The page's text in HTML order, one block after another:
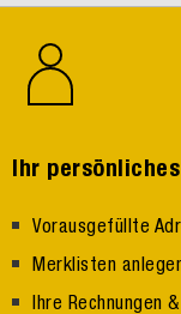
Ihr
Vorausgefüllte
Merklisten
Ihre Rechnungen